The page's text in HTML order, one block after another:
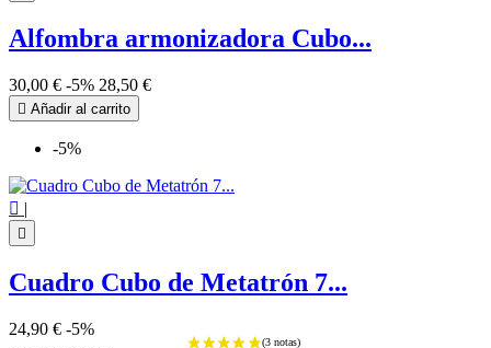
Alfombra armonizadora Cubo...
30,00 € -5% 28,50 €
 Añadir al carrito
-5%
 |

Cuadro Cubo de Metatrón 7...
24,90 € -5%